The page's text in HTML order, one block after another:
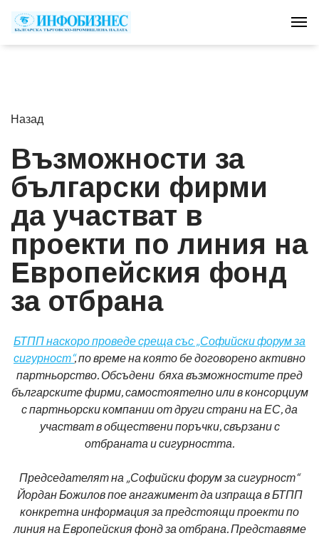
Назад
Възможности за
български фирми
да участват в
проекти по линия на
Европейския фонд
за отбрана
БТПП наскоро проведе среща със „Софийски форум за
сигурност“, по време на която бе договорено активно
партньорство. Обсъдени бяха възможностите пред
българските фирми, самостоятелно или в консорциум
с партньорски компании от други страни на ЕС, да
участват в обществени поръчки, свързани с
отбраната и сигурността.
Председателят на „Софийски форум за сигурност“
Йордан Божилов пое ангажимент да изпраща в БТПП
конкретна информация за предстоящи проекти по
линия на Европейския фонд за отбрана. Представяме